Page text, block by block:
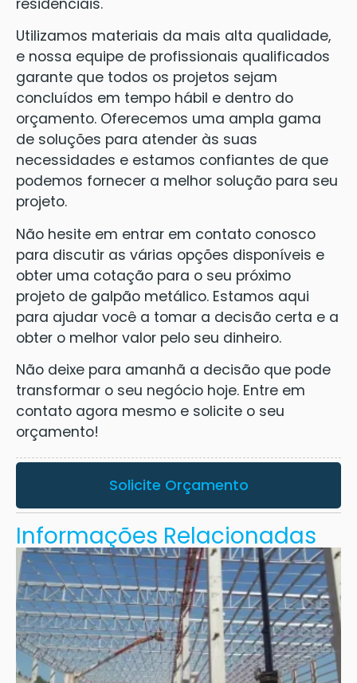
residenciais.
Utilizamos materiais da mais alta qualidade,
e nossa equipe de profissionais qualificados
garante que todos os projetos sejam
concluídos em tempo hábil e dentro do
orçamento. Oferecemos uma ampla gama
de soluções para atender às suas
necessidades e estamos confiantes de que
podemos fornecer a melhor solução para seu
projeto.
Não hesite em entrar em contato conosco
para discutir as várias opções disponíveis e
obter uma cotação para o seu próximo
projeto de galpão metálico. Estamos aqui
para ajudar você a tomar a decisão certa e a
obter o melhor valor pelo seu dinheiro.
Não deixe para amanhã a decisão que pode
transformar o seu negócio hoje. Entre em
contato agora mesmo e solicite o seu
orçamento!
Solicite Orçamento
Informações Relacionadas